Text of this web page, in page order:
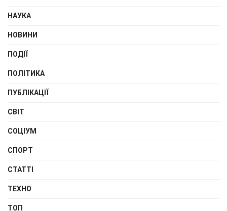
НАУКА
НОВИНИ
ПОДІЇ
ПОЛІТИКА
ПУБЛІКАЦІЇ
СВІТ
СОЦІУМ
СПОРТ
СТАТТІ
ТЕХНО
ТОП